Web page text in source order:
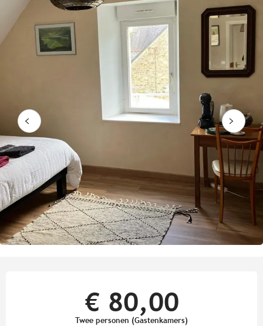
€ 80,00
Twee personen (Gastenkamers)